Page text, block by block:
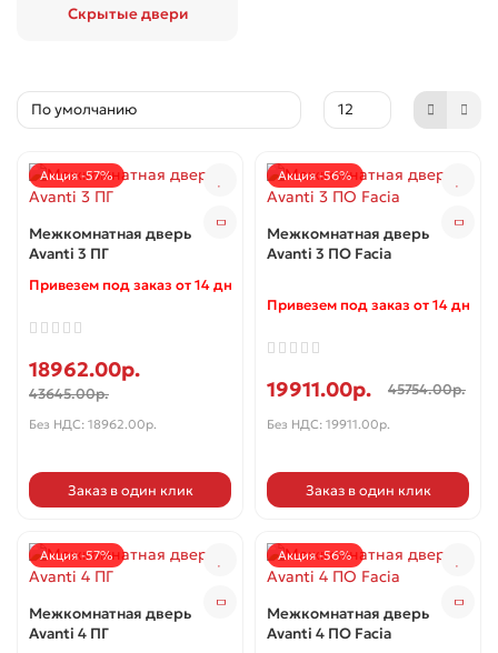
Скрытые двери
Акция -57%
Межкомнатная дверь
Avanti 3 ПГ
Привезем под заказ от 14 дней ✓
18962.00р.
43645.00р.
Без НДС: 18962.00р.
Заказ в один клик
Акция -56%
Межкомнатная дверь
Avanti 3 ПО Facia
Привезем под заказ от 14 дней
19911.00р. 45754.00р.
Без НДС: 19911.00р.
Заказ в один клик
Акция -57%
Межкомнатная дверь
Avanti 4 ПГ
Акция -56%
Межкомнатная дверь
Avanti 4 ПО Facia